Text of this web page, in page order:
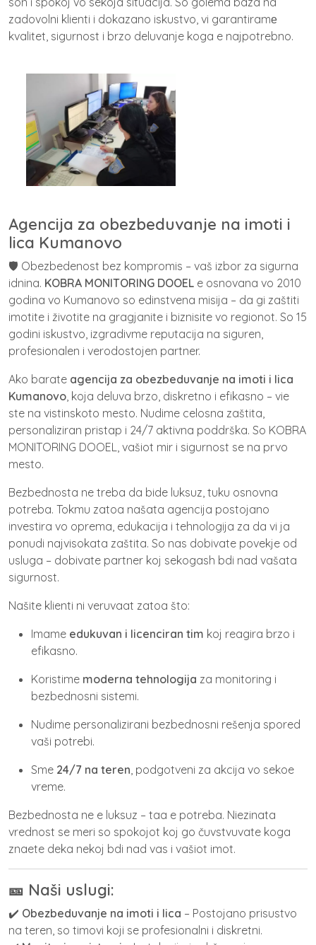
zadovolni klienti i dokazano iskustvo, vi garantiramе
kvalitet, sigurnost i brzo deluvanje koga e najpotrebno.
Agencija za obezbeduvanje na imoti i
lica Kumanovo
🛡️ Obezbedenost bez kompromis – vaš izbor za sigurna
idnina. KOBRA MONITORING DOOEL e osnovana vo 2010
godina vo Kumanovo so edinstvena misija – da gi zaštiti
imotite i životite na gragjanite i biznisite vo regionot. So 15
godini iskustvo, izgradivme reputacija na siguren,
profesionalen i verodostojen partner.
Ako barate agencija za obezbeduvanje na imoti i lica
Kumanovo, koja deluva brzo, diskretno i efikasno – vie
ste na vistinskoto mesto. Nudi­me celosna zaštita,
personaliziran pristap i 24/7 aktivna poddrška. So KOBRA
MONITORING DOOEL, vašiot mir i sigurnost se na prvo
mesto.
Bezbednosta ne treba da bide luksuz, tuku osnovna
potreba. Tokmu zatoa našata agencija postojano
investira vo oprema, edukacija i tehnologija za da vi ja
ponudi najvisokata zaštita. So nas dobivate povekje od
usluga – dobivate partner koj sekogash bdi nad vašata
sigurnost.
Našite klienti ni veruvaat zatoa što:
Imame edukuvan i licenciran tim koj reagira brzo i
efikasno.
Koristime moderna tehnologija za monitoring i
bezbednosni sistemi.
Nudime personalizirani bezbednosni rešenja spored
vaši potrebi.
Sme 24/7 na teren, podgotveni za akcija vo sekoe
vreme.
Bezbednosta ne e luksuz – taa e potreba. Niezinata
vrednost se meri so spokojot koj go čuvstvuvate koga
znaete deka nekoj bdi nad vas i vašiot imot.
🎫 Naši uslugi:
✔️ Obezbeduvanje na imoti i lica – Postojano prisustvo
na teren, so timovi koji se profesionalni i diskretni.